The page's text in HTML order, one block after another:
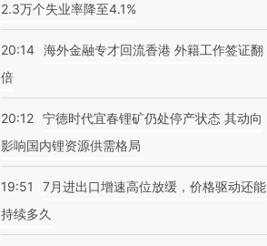
2.3万个失业率降至4.1%
20:14 海外金融专才回流香港 外籍工作签证翻
倍
20:12 宁德时代宜春锂矿仍处停产状态 其动向
影响国内锂资源供需格局
19:51
7月进出口增速高位放缓，价格驱动还能
持续多久